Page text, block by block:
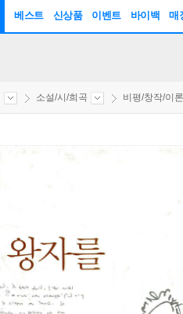
베스트 신상품 이벤트 바이백 매
소설/시/희곡 비평/창작/이론